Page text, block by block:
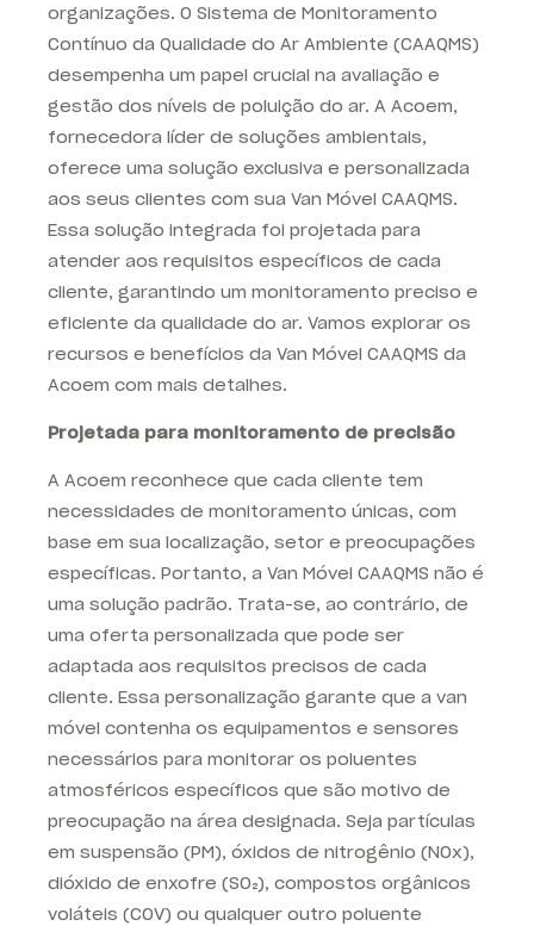
organizações. O Sistema de Monitoramento
Contínuo da Qualidade do Ar Ambiente (CAAQMS)
desempenha um papel crucial na avaliação e
gestão dos níveis de poluição do ar. A Acoem,
fornecedora líder de soluções ambientais,
oferece uma solução exclusiva e personalizada
aos seus clientes com sua Van Móvel CAAQMS.
Essa solução integrada foi projetada para
atender aos requisitos específicos de cada
cliente, garantindo um monitoramento preciso e
eficiente da qualidade do ar. Vamos explorar os
recursos e benefícios da Van Móvel CAAQMS da
Acoem com mais detalhes.
Projetada para monitoramento de precisão
A Acoem reconhece que cada cliente tem
necessidades de monitoramento únicas, com
base em sua localização, setor e preocupações
específicas. Portanto, a Van Móvel CAAQMS não é
uma solução padrão. Trata-se, ao contrário, de
uma oferta personalizada que pode ser
adaptada aos requisitos precisos de cada
cliente. Essa personalização garante que a van
móvel contenha os equipamentos e sensores
necessários para monitorar os poluentes
atmosféricos específicos que são motivo de
preocupação na área designada. Seja partículas
em suspensão (PM), óxidos de nitrogênio (NOx),
dióxido de enxofre (SO₂), compostos orgânicos
voláteis (COV) ou qualquer outro poluente